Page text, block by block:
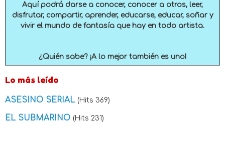
Aquí podrá darse a conocer, conocer a otros, leer,
disfrutar, compartir, aprender, educarse, educar, soñar y
vivir el mundo de fantasía que hay en todo artista.
¿Quién sabe? ¡A lo mejor también es uno!
Lo más leído
ASESINO SERIAL (Hits 369)
EL SUBMARINO (Hits 231)